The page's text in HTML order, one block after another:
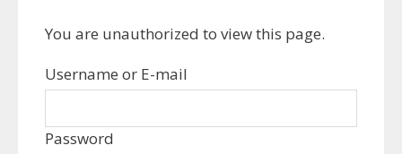
You are unauthorized to view this page.
Username or E-mail
Password